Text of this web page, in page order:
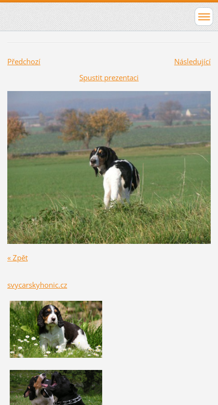
Předchozí
Následující
Spustit prezentaci
« Zpět
svycarskyhonic.cz